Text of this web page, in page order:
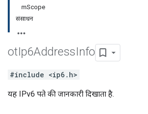
mScope
संसाधन
otIp6AddressInfo
#include <ip6.h>
यह IPv6 पते की जानकारी दिखाता है.